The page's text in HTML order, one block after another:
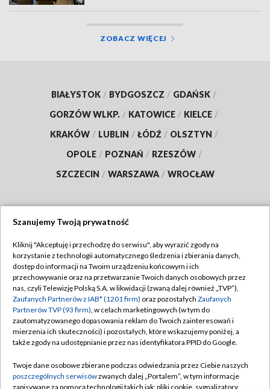
ZOBACZ WIĘCEJ
BIAŁYSTOK / BYDGOSZCZ / GDAŃSK /
GORZÓW WLKP. / KATOWICE / KIELCE /
KRAKÓW / LUBLIN / ŁÓDŹ / OLSZTYN /
OPOLE / POZNAŃ / RZESZÓW /
SZCZECIN / WARSZAWA / WROCŁAW
TVP
Abonament TVP
Emisja w TVP
Centrum informacji TVP
Naziemna Telewizja Cyfrowa
Rada Programowa
Regulamin TVP
Polityka prywatności
Moje zgody
Pomoc
Kontakt
Szanujemy Twoją prywatność
Kliknij "Akceptuję i przechodzę do serwisu", aby wyrazić zgody na
korzystanie z technologii automatycznego śledzenia i zbierania danych,
dostęp do informacji na Twoim urządzeniu końcowym i ich
przechowywanie oraz na przetwarzanie Twoich danych osobowych przez
nas, czyli Telewizję Polską S.A. w likwidacji (zwaną dalej również „TVP”),
Zaufanych Partnerów z IAB* (1201 firm) oraz pozostałych Zaufanych
Partnerów TVP (93 firm), w celach marketingowych (w tym do
zautomatyzowanego dopasowania reklam do Twoich zainteresowań i
mierzenia ich skuteczności) i pozostałych, które wskazujemy poniżej, a
także zgody na udostępnianie przez nas identyfikatora PPID do Google.
Twoje dane osobowe zbierane podczas odwiedzania przez Ciebie naszych
poszczególnych serwisówzwanych dalej „Portalem”, w tym informacje
zapisywane za pomocą technologii takich jak: pliki cookie, sygnalizatory